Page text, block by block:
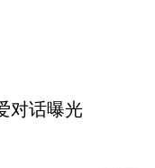
对话曝光